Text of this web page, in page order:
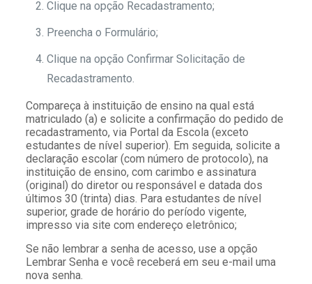
Clique na opção Recadastramento;
Preencha o Formulário;
Clique na opção Confirmar Solicitação de
Recadastramento.
Compareça à instituição de ensino na qual está
matriculado (a) e solicite a confirmação do pedido de
recadastramento, via Portal da Escola (exceto
estudantes de nível superior). Em seguida, solicite a
declaração escolar (com número de protocolo), na
instituição de ensino, com carimbo e assinatura
(original) do diretor ou responsável e datada dos
últimos 30 (trinta) dias. Para estudantes de nível
superior, grade de horário do período vigente,
impresso via site com endereço eletrônico;
Se não lembrar a senha de acesso, use a opção
Lembrar Senha e você receberá em seu e-mail uma
nova senha.